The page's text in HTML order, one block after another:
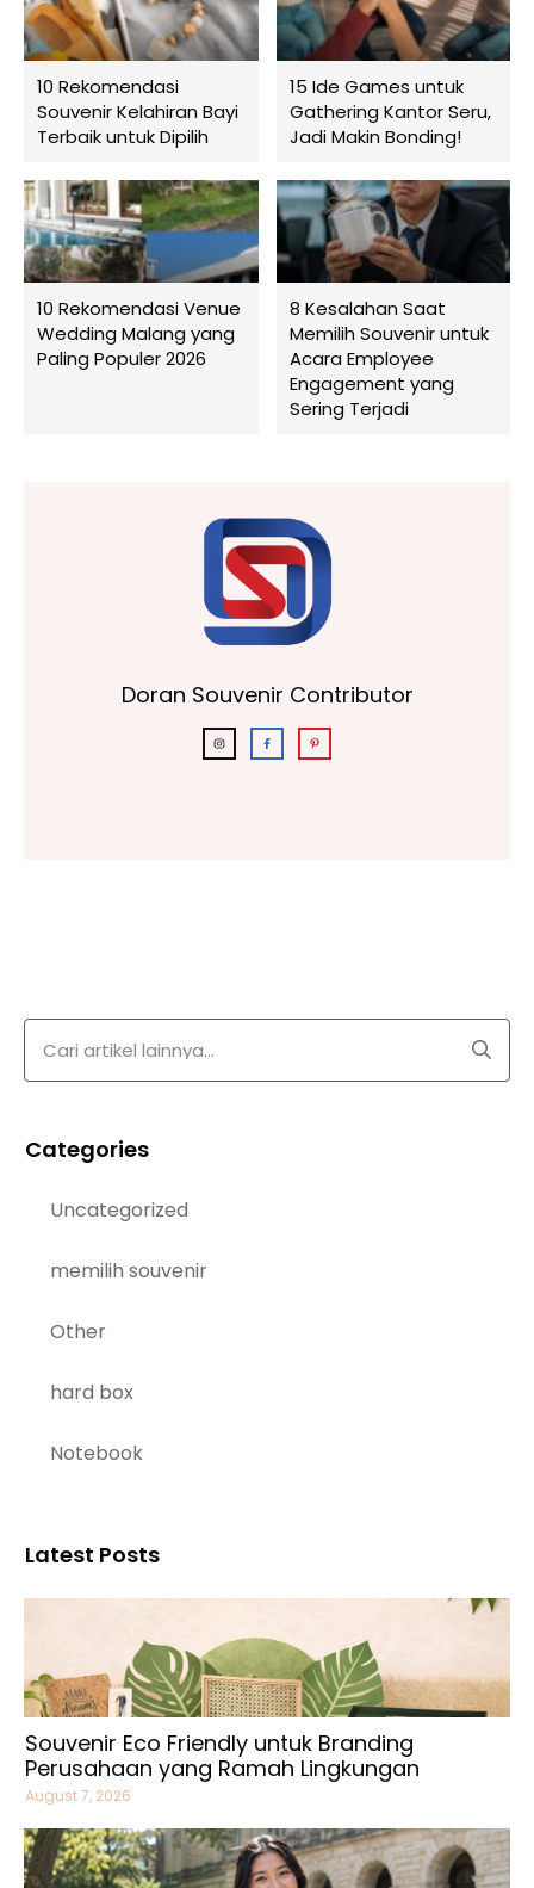
10 Rekomendasi
Souvenir Kelahiran Bayi
Terbaik untuk Dipilih
15 Ide Games untuk
Gathering Kantor Seru,
Jadi Makin Bonding!
10 Rekomendasi Venue
Wedding Malang yang
Paling Populer 2026
8 Kesalahan Saat
Memilih Souvenir untuk
Acara Employee
Engagement yang
Sering Terjadi
Doran Souvenir Contributor
Categories
Uncategorized
memilih souvenir
Other
hard box
Notebook
Latest Posts
Souvenir Eco Friendly untuk Branding
Perusahaan yang Ramah Lingkungan
August 7, 2026